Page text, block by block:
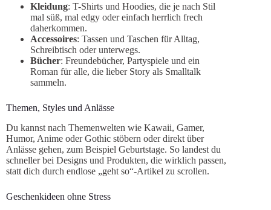
Kleidung: T-Shirts und Hoodies, die je nach Stil
mal süß, mal edgy oder einfach herrlich frech
daherkommen.
Accessoires: Tassen und Taschen für Alltag,
Schreibtisch oder unterwegs.
Bücher: Freundebücher, Partyspiele und ein
Roman für alle, die lieber Story als Smalltalk
sammeln.
Themen, Styles und Anlässe
Du kannst nach Themenwelten wie Kawaii, Gamer,
Humor, Anime oder Gothic stöbern oder direkt über
Anlässe gehen, zum Beispiel Geburtstage. So landest du
schneller bei Designs und Produkten, die wirklich passen,
statt dich durch endlose „geht so“-Artikel zu scrollen.
Geschenkideen ohne Stress